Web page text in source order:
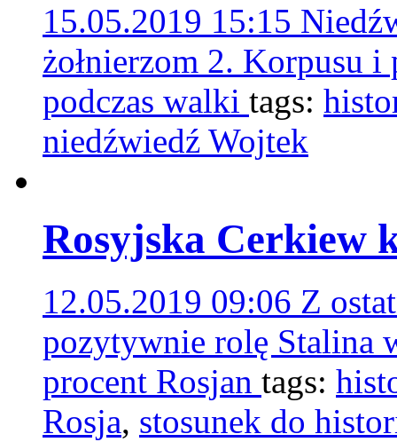
15.05.2019 15:15
żołnierzom 2. Korpusu i
podczas walki tags:
niedźwiedź Wojtek
Rosyjska Cerkiew
12.05.2019 09:06 Z
pozytywnie rolę Stalina
procent Rosjan tags:
Rosja, stosunek do